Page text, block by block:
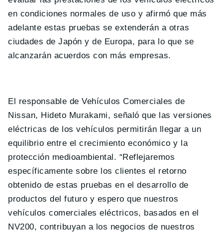
en condiciones normales de uso y afirmó que más
adelante estas pruebas se extenderán a otras
ciudades de Japón y de Europa, para lo que se
alcanzarán acuerdos con más empresas.
El responsable de Vehículos Comerciales de
Nissan, Hideto Murakami, señaló que las versiones
eléctricas de los vehículos permitirán llegar a un
equilibrio entre el crecimiento económico y la
protección medioambiental. “Reflejaremos
específicamente sobre los clientes el retorno
obtenido de estas pruebas en el desarrollo de
productos del futuro y espero que nuestros
vehículos comerciales eléctricos, basados en el
NV200, contribuyan a los negocios de nuestros